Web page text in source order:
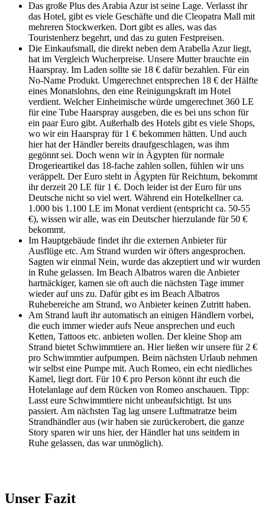
Das große Plus des Arabia Azur ist seine Lage. Verlasst ihr
das Hotel, gibt es viele Geschäfte und die Cleopatra Mall mit
mehreren Stockwerken. Dort gibt es alles, was das
Touristenherz begehrt, und das zu guten Festpreisen.
Die Einkaufsmall, die direkt neben dem Arabella Azur liegt,
hat im Vergleich Wucherpreise. Unsere Mutter brauchte ein
Haarspray. Im Laden sollte sie 18 € dafür bezahlen. Für ein
No-Name Produkt. Umgerechnet entsprechen 18 € der Hälfte
eines Monatslohns, den eine Reinigungskraft im Hotel
verdient. Welcher Einheimische würde umgerechnet 360 LE
für eine Tube Haarspray ausgeben, die es bei uns schon für
ein paar Euro gibt. Außerhalb des Hotels gibt es viele Shops,
wo wir ein Haarspray für 1 € bekommen hätten. Und auch
hier hat der Händler bereits draufgeschlagen, was ihm
gegönnt sei. Doch wenn wir in Ägypten für normale
Drogerieartikel das 18-fache zahlen sollen, fühlen wir uns
veräppelt. Der Euro steht in Ägypten für Reichtum, bekommt
ihr derzeit 20 LE für 1 €. Doch leider ist der Euro für uns
Deutsche nicht so viel wert. Während ein Hotelkellner ca.
1.000 bis 1.100 LE im Monat verdient (entspricht ca. 50-55
€), wissen wir alle, was ein Deutscher hierzulande für 50 €
bekommt.
Im Hauptgebäude findet ihr die externen Anbieter für
Ausflüge etc. Am Strand wurden wir öfters angesprochen.
Sagten wir einmal Nein, wurde das akzeptiert und wir wurden
in Ruhe gelassen. Im Beach Albatros waren die Anbieter
hartnäckiger, kamen sie oft auch die nächsten Tage immer
wieder auf uns zu. Dafür gibt es im Beach Albatros
Ruhebereiche am Strand, wo Anbieter keinen Zutritt haben.
Am Strand lauft ihr automatisch an einigen Händlern vorbei,
die euch immer wieder aufs Neue ansprechen und euch
Ketten, Tattoos etc. anbieten wollen. Der kleine Shop am
Strand bietet Schwimmtiere an. Hier ließen wir unsere für 2 €
pro Schwimmtier aufpumpen. Beim nächsten Urlaub nehmen
wir selbst eine Pumpe mit. Auch Romeo, ein echt niedliches
Kamel, liegt dort. Für 10 € pro Person könnt ihr euch die
Hotelanlage auf dem Rücken von Romeo anschauen. Tipp:
Lasst eure Schwimmtiere nicht unbeaufsichtigt. Ist uns
passiert. Am nächsten Tag lag unsere Luftmatratze beim
Strandhändler aus (wir haben sie zurückerobert, die ganze
Story sparen wir uns hier, der Händler hat uns seitdem in
Ruhe gelassen, das war unmöglich).
Unser Fazit